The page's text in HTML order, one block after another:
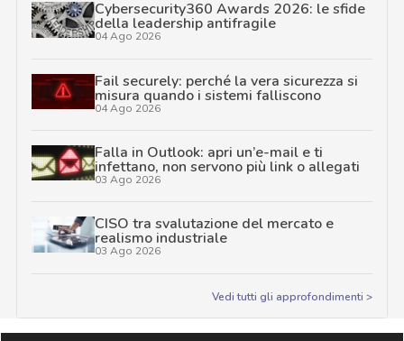
Cybersecurity360 Awards 2026: le sfide
della leadership antifragile
04 Ago 2026
Fail securely: perché la vera sicurezza si
misura quando i sistemi falliscono
04 Ago 2026
Falla in Outlook: apri un’e-mail e ti
infettano, non servono più link o allegati
03 Ago 2026
CISO tra svalutazione del mercato e
realismo industriale
03 Ago 2026
Vedi tutti gli approfondimenti >